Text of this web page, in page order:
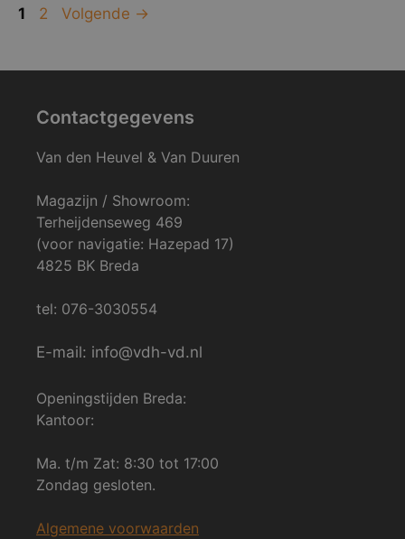
Pagina
1 Pagina
2 Volgende →
Contactgegevens
Van den Heuvel & Van Duuren
Magazijn / Showroom:
Terheijdenseweg 469
(voor navigatie: Hazepad 17)
4825 BK Breda
tel: 076-3030554
E-mail: info@vdh-vd.nl
Openingstijden Breda:
Kantoor:
Ma. t/m Zat: 8:30 tot 17:00
Zondag gesloten.
Algemene voorwaarden